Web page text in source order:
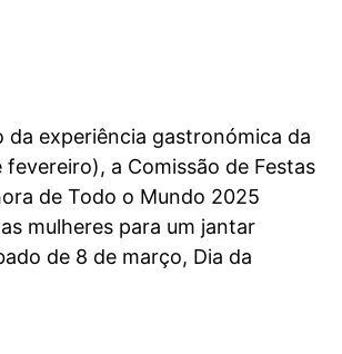
da experiência gastronómica da
fevereiro), a Comissão de Festas
de Todo o Mundo 2025
mulheres para um jantar
de 8 de março, Dia da